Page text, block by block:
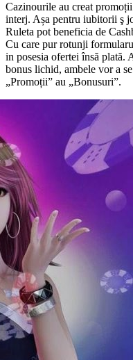
Cazinourile au creat
interj. Așa pentru iubitorii ş
Ruleta pot beneficia de
Cu care pur rotunji
in posesia ofertei însă plată.
bonus lichid, ambele vor a
„Promoții” au „Bonusuri”.